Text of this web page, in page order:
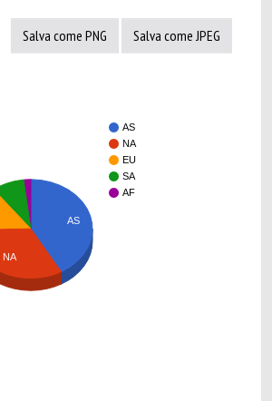
Salva come PNG Salva come JPEG
AS
NA
EU
SA
AF
AS
NA